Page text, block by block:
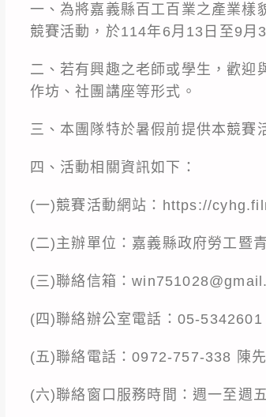
一、為將嘉義縣百工百業之產業樣
競賽活動，於114年6月13日至9月
二、若有興趣之老師或學生，歡迎
作坊、社團講座等形式。
三、本團隊特於暑假前提供本競賽
四、活動相關資訊如下：
(一)競賽活動網站：https://
(二)主辦單位：嘉義縣政府勞工暨
(三)聯絡信箱：
(四)聯絡辦公室電話：05-
(五)聯絡電話：0972-757-338 陳
(六)聯絡窗口服務時間：週一至週